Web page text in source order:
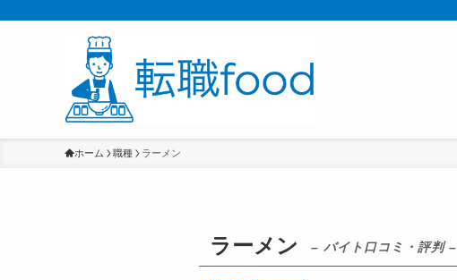
ホーム 職種 ラーメン
ラーメン – バイト口コミ・評判 –